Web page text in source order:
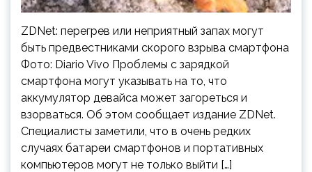
ZDNet: перегрев или неприятный запах могут
быть предвестниками скорого взрыва смартфона
Фото: Diario Vivo Проблемы с зарядкой
смартфона могут указывать на то, что
аккумулятор девайса может загореться и
взорваться. Об этом сообщает издание ZDNet.
Специалисты заметили, что в очень редких
случаях батареи смартфонов и портативных
компьютеров могут не только выйти […]